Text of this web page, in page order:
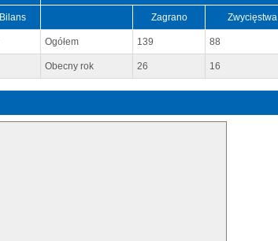
Bilans Zagrano Zwycięstwa
Ogółem 139 88
Obecny rok 26 16